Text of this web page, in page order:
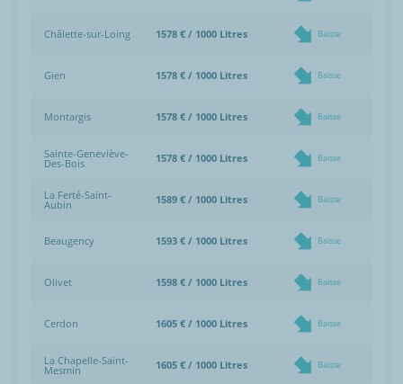
Châlette-sur-Loing 1578 € / 1000 Litres Baisse
Gien 1578 € / 1000 Litres Baisse
Montargis 1578 € / 1000 Litres Baisse
Sainte-Geneviève-
Des-Bois 1578 € / 1000 Litres Baisse
La Ferté-Saint-
Aubin 1589 € / 1000 Litres Baisse
Beaugency 1593 € / 1000 Litres Baisse
Olivet 1598 € / 1000 Litres Baisse
Cerdon 1605 € / 1000 Litres Baisse
La Chapelle-Saint-
Mesmin 1605 € / 1000 Litres Baisse